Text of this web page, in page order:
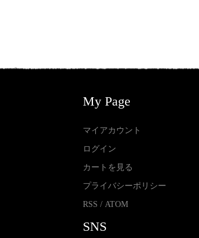
My Page
マイアカウント
ログイン
カートを見る
プライバシーポリシー
RSS /ATOM
SNS